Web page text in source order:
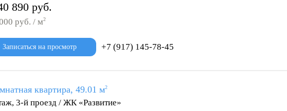
890 руб.
руб. / м2
Записаться на просмотр +7 (917) 145-78-45
квартира, 49.01 м2
3-й проезд / ЖК «Развитие»